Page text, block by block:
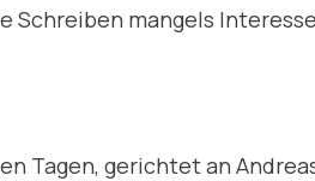
Schreiben mangels
Tagen, gerichtet an